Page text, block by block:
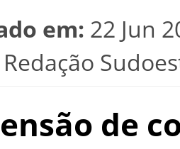
em: 22 Jun
Redação
de